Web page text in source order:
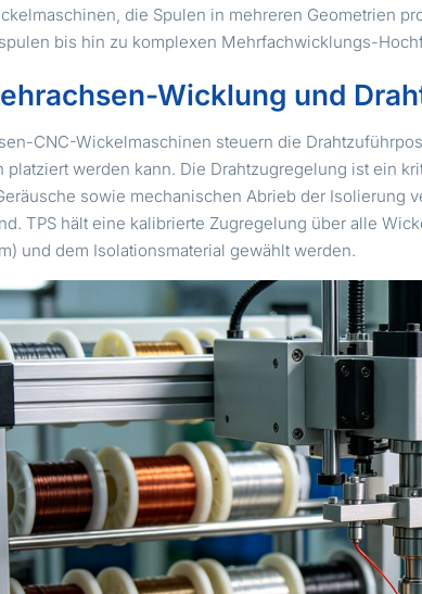
die Spulen in mehreren Geometrien
bis hin zu komplexen Mehrfachwicklungs-
Wicklung und
CNC-Wickelmaschinen steuern die
platziert werden kann. Die Drahtzugregelung ist ein
sowie mechanischen Abrieb der Isolierung
TPS hält eine kalibrierte Zugregelung über alle
und dem Isolationsmaterial gewählt werden.